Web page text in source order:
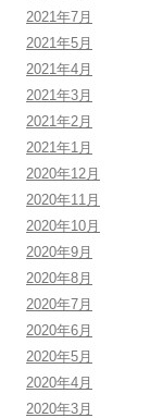
2021年7月
2021年5月
2021年4月
2021年3月
2021年2月
2021年1月
2020年12月
2020年11月
2020年10月
2020年9月
2020年8月
2020年7月
2020年6月
2020年5月
2020年4月
2020年3月